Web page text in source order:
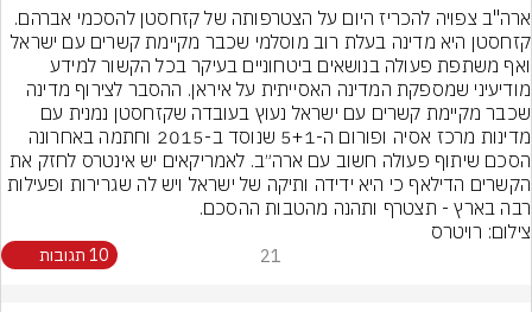
קזחסטן היא מדינה בעלת רוב מוסלמי שכבר מקיימת קשרים עם ישראל
הסכם שיתוף פעולה חשוב עם ארה״ב. לאמריקאים יש אינטרס לחזק את
הקשרים הדילאף כי היא ידידה ותיקה של ישראל ויש לה שגרירות ופעילות
רבה בארץ - תצטרף ותהנה מהטבות ההסכם.
צילום: רויטרס
21 10 תגובות